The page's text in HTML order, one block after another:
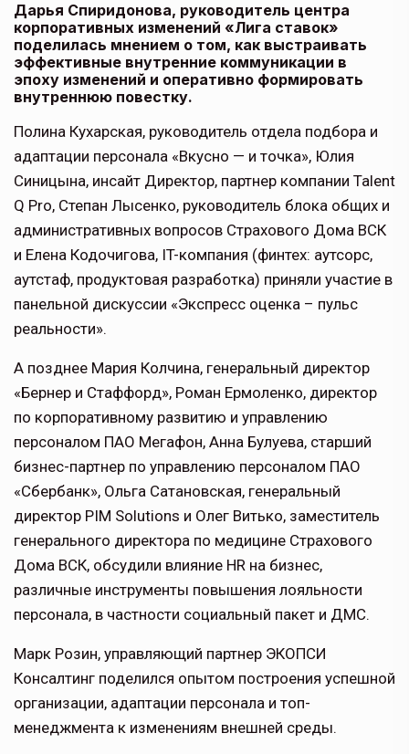
Дарья Спиридонова, руководитель центра
корпоративных изменений «Лига ставок»
поделилась мнением о том, как выстраивать
эффективные внутренние коммуникации в
эпоху изменений и оперативно формировать
внутреннюю повестку.
Полина Кухарская, руководитель отдела подбора и
адаптации персонала «Вкусно — и точка», Юлия
Синицына, инсайт Директор, партнер компании Talent
Q Pro, Степан Лысенко, руководитель блока общих и
административных вопросов Страхового Дома ВСК
и Елена Кодочигова, IT-компания (финтех: аутсорс,
аутстаф, продуктовая разработка) приняли участие в
панельной дискуссии «Экспресс оценка – пульс
реальности».
А позднее Мария Колчина, генеральный директор
«Бернер и Стаффорд», Роман Ермоленко, директор
по корпоративному развитию и управлению
персоналом ПАО Мегафон, Анна Булуева, старший
бизнес-партнер по управлению персоналом ПАО
«Сбербанк», Ольга Сатановская, генеральный
директор PIM Solutions и Олег Витько, заместитель
генерального директора по медицине Страхового
Дома ВСК, обсудили влияние HR на бизнес,
различные инструменты повышения лояльности
персонала, в частности социальный пакет и ДМС.
Марк Розин, управляющий партнер ЭКОПСИ
Консалтинг поделился опытом построения успешной
организации, адаптации персонала и топ-
менеджмента к изменениям внешней среды.